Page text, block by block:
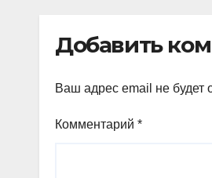
Добавить
Ваш адрес email не будет
Комментарий *